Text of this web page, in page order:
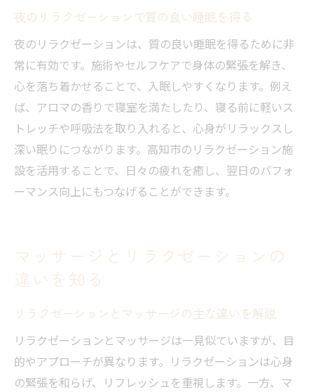
夜のリラクゼーションで質の良い睡眠を得る
夜のリラクゼーションは、質の良い睡眠を得るために非
常に有効です。施術やセルフケアで身体の緊張を解き、
心を落ち着かせることで、入眠しやすくなります。例え
ば、アロマの香りで寝室を満たしたり、寝る前に軽いス
トレッチや呼吸法を取り入れると、心身がリラックスし
深い眠りにつながります。高知市のリラクゼーション施
設を活用することで、日々の疲れを癒し、翌日のパフォ
ーマンス向上にもつなげることができます。
マッサージとリラクゼーションの
違いを知る
リラクゼーションとマッサージの主な違いを解説
リラクゼーションとマッサージは一見似ていますが、目
的やアプローチが異なります。リラクゼーションは心身
の緊張を和らげ、リフレッシュを重視します。一方、マ